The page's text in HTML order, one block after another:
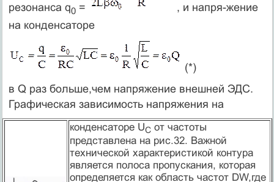
резонанса q0=
, и напря-жение
на конденсаторе
(*)
в Q раз больше,чем напряжение внешней ЭДС.
Графическая зависимость напряжения на
конденсаторе UCот частоты
представлена на рис.32. Важной
технической характеристикой контура
является полоса пропускания, которая
определяется как область частот DW,где